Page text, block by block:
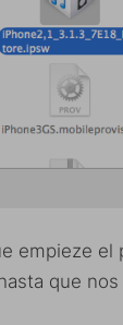
empieze el
que